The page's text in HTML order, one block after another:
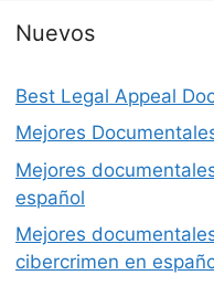
Nuevos
Best Legal Appeal
Mejores
Mejores
español
Mejores
cibercrimen en